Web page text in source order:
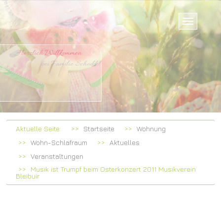
Willkommen
Schoddel
Aktuelle Seite: Startseite
Wohnung
Wohn-Schlafraum
Aktuelles
Veranstaltungen
Musik ist Trumpf beim Osterkonzert 2011 Musikverein
Bleibuir